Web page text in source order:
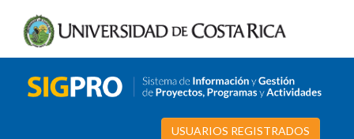
USUARIOS REGISTRADOS